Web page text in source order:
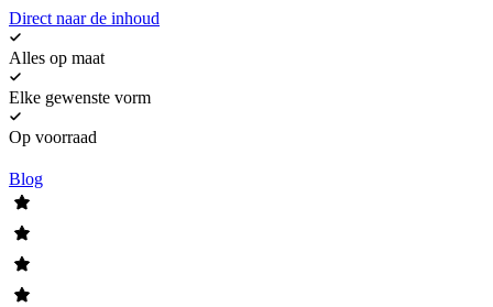
Direct naar de inhoud
Alles op maat
Elke gewenste vorm
Op voorraad
Blog